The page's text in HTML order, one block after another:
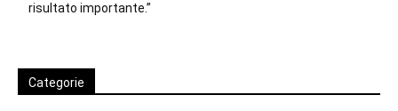
risultato importante.”
Categorie